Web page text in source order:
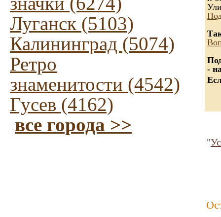
Луганск (5103)
Калининград (5074)
Ретро
знаменитости (4542)
Гусев (4162)
все города >>
-
"